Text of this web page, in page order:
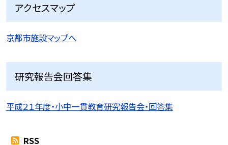
アクセスマップ
京都市施設マップへ
研究報告会回答集
平成２１年度・小中一貫教育研究報告会・回答集
RSS